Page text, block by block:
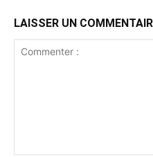
LAISSER UN